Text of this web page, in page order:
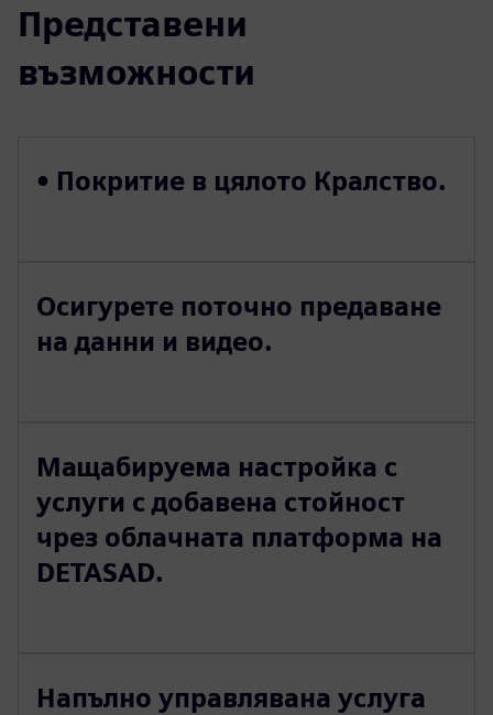
Представени
възможности
• Покритие в цялото Кралство.
Осигурете поточно предаване
на данни и видео.
Мащабируема настройка с
услуги с добавена стойност
чрез облачната платформа на
DETASAD.
Напълно управлявана услуга